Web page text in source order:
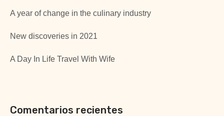
A year of change in the culinary industry
New discoveries in 2021
A Day In Life Travel With Wife
Comentarios recientes